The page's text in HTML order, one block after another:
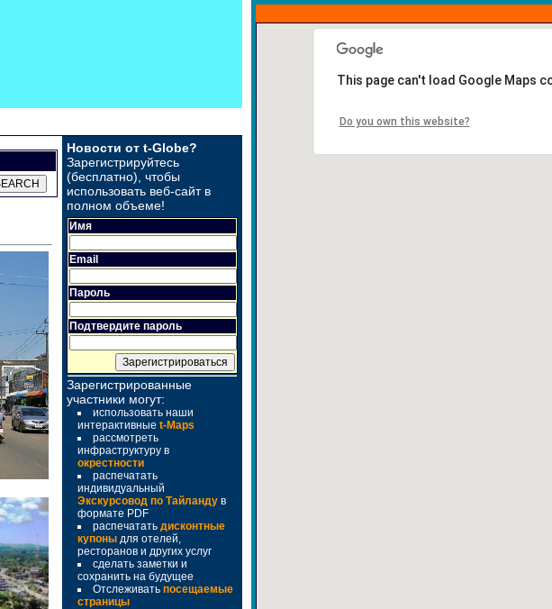
Новости от t-Globe?
Зарегистрируйтесь
(бесплатно), чтобы
использовать веб-сайт в
полном объеме!
Имя
Email
Пароль
Подтвердите пароль
Зарегистрированные
участники могут:
использовать наши
интерактивные t-Maps
рассмотреть
инфраструктуру в
окрестности
распечатать
индивидуальный
Экскурсовод по Тайланду в
формате PDF
распечатать дисконтные
купоны для отелей,
ресторанов и других услуг
сделать заметки и
сохранить на будущее
Отслеживать посещаемые
страницы
This page can't load Google Maps
Do you own this website?